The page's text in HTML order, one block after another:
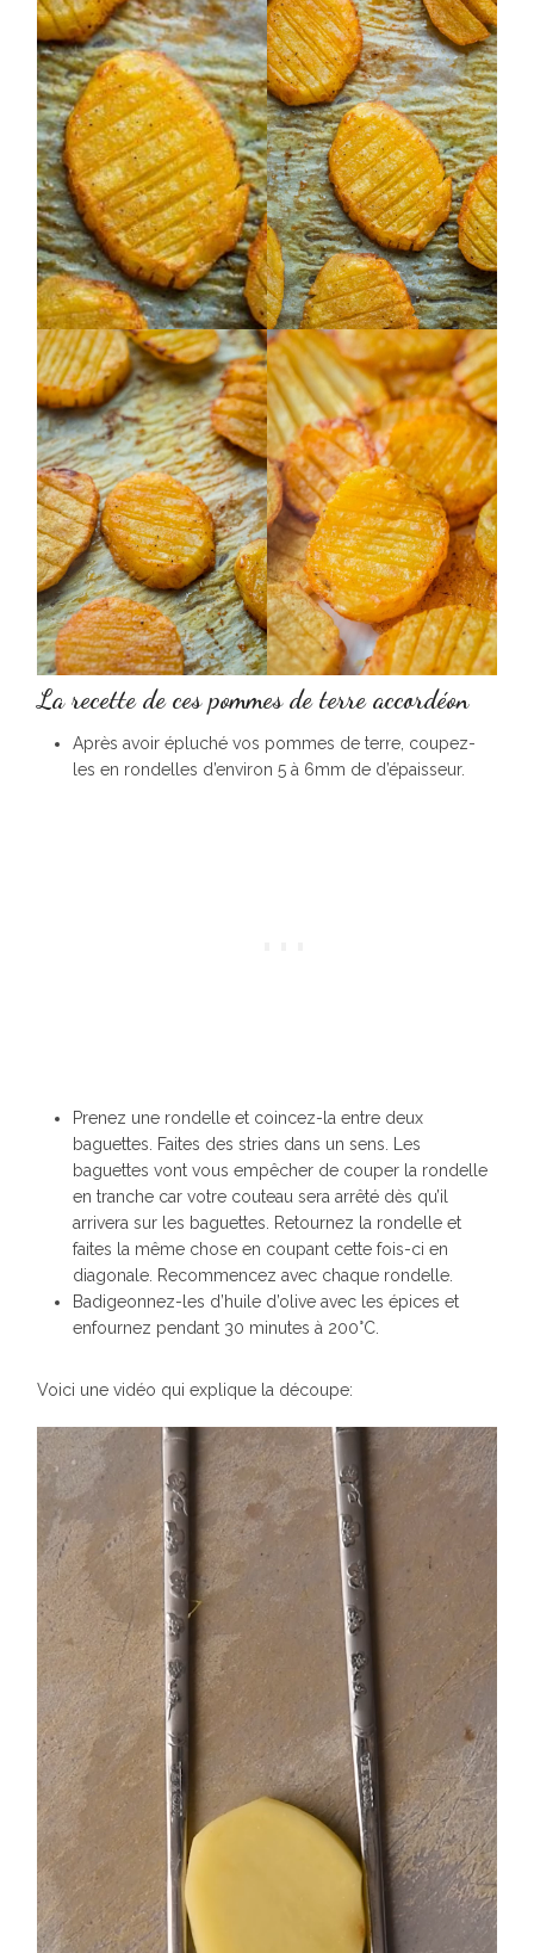
La recette de ces pommes de terre accordéon
Après avoir épluché vos pommes de terre, coupez-
les en rondelles d’environ 5 à 6mm de d’épaisseur.
Prenez une rondelle et coincez-la entre deux
baguettes. Faites des stries dans un sens. Les
baguettes vont vous empêcher de couper la rondelle
en tranche car votre couteau sera arrêté dès qu’il
arrivera sur les baguettes. Retournez la rondelle et
faites la même chose en coupant cette fois-ci en
diagonale. Recommencez avec chaque rondelle.
Badigeonnez-les d’huile d’olive avec les épices et
enfournez pendant 30 minutes à 200°C.
Voici une vidéo qui explique la découpe: